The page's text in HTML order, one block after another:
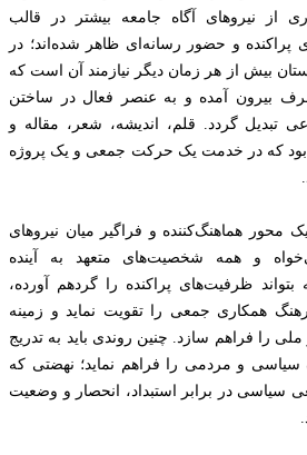
از نیروهای آگاه جامعه بیشتر در قالب
پراکنده و حضور رسانه‌ای ظاهر شده‌اند؛ در
بیش از هر زمان دیگر نیازمند آن است که
بیرون آمده و به عنصر فعال در ساختن
تبدیل گردد. قلم، اندیشه، شعر، مقاله و
بود که در خدمت یک حرکت جمعی و یک پروژه
یک محور هماهنگ‌کننده و فراگیر میان نیروهای
و همه شخصیت‌های متعهد به آینده
ظرفیت‌های پراکنده را گردهم آورده،
همکاری جمعی را تقویت نماید و زمینه
را فراهم سازد. چنین روندی باید به تدریج
سیاسی و مردمی را فراهم نماید؛ نهضتی که
سیاسی در برابر استبداد، انحصار و وضعیت